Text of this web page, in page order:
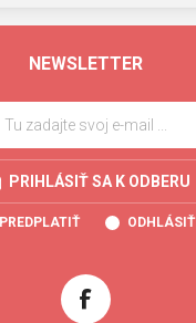
NEWSLETTER
PRIHLÁSIŤ SA K ODBERU
PREDPLATIŤ ODHLÁSIŤ